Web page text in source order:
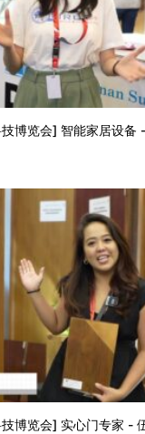
博览会] 智能家居设备
博览会] 实心门专家 -